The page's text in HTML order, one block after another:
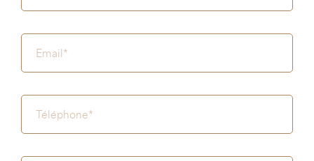
E-
mail(Nécessaire)
Téléphone